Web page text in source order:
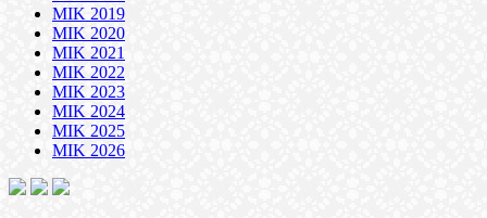
MIK 2019
MIK 2020
MIK 2021
MIK 2022
MIK 2023
MIK 2024
MIK 2025
MIK 2026